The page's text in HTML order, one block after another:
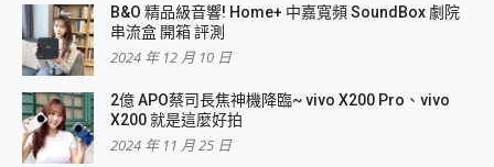
B&O 精品級音響! Home+ 中嘉寬頻 SoundBox 劇院
串流盒 開箱 評測
2024 年 12 月 10 日
2億 APO蔡司長焦神機降臨~ vivo X200 Pro、vivo
X200 就是這麼好拍
2024 年 11 月 25 日